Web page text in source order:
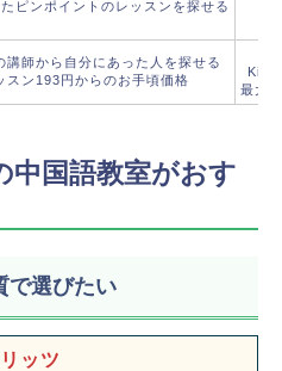
ピンポイントのレッスンを探せる
講師から自分にあった人を探せる
スン193円からのお手頃価格
最大
中国語教室がおす
で選びたい
ッツ